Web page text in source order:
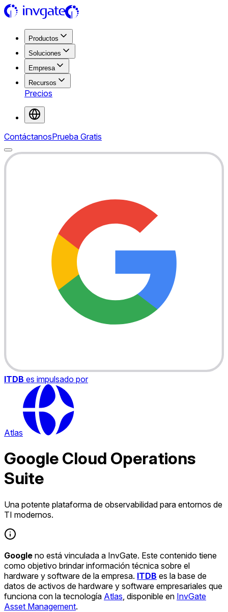
Productos
Soluciones
Empresa
Recursos
Precios
ContáctanosPrueba Gratis
ITDB es impulsado por
Atlas
Google Cloud Operations
Suite
Una potente plataforma de observabilidad para entornos de
TI modernos.
Google no está vinculada a InvGate. Este contenido tiene
como objetivo brindar información técnica sobre el
hardware y software de la empresa. ITDB es la base de
datos de activos de hardware y software empresariales que
funciona con la tecnología Atlas , disponible en InvGate
Asset Management.